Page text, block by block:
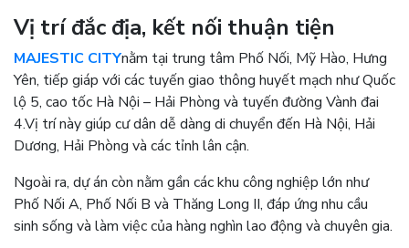
Vị trí đắc địa, kết nối thuận tiện
MAJESTIC CITYnằm tại trung tâm Phố Nối, Mỹ Hào, Hưng
Yên, tiếp giáp với các tuyến giao thông huyết mạch như Quốc
lộ 5, cao tốc Hà Nội – Hải Phòng và tuyến đường Vành đai
4.Vị trí này giúp cư dân dễ dàng di chuyển đến Hà Nội, Hải
Dương, Hải Phòng và các tỉnh lân cận.
Ngoài ra, dự án còn nằm gần các khu công nghiệp lớn như
Phố Nối A, Phố Nối B và Thăng Long II, đáp ứng nhu cầu
sinh sống và làm việc của hàng nghìn lao động và chuyên gia.